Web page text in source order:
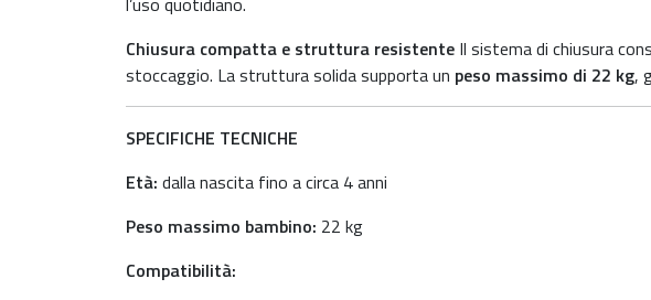
Chiusura compatta e struttura resistente Il sistema di chiusura
stoccaggio. La struttura solida supporta un peso massimo di 22 kg,
SPECIFICHE TECNICHE
Età: dalla nascita fino a circa 4 anni
Peso massimo bambino: 22 kg
Compatibilità: